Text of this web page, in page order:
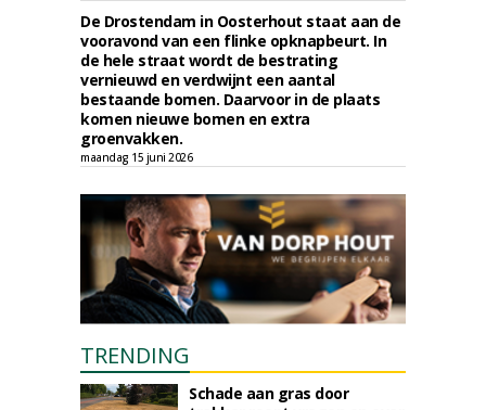
De Drostendam in Oosterhout staat aan de
vooravond van een flinke opknapbeurt. In
de hele straat wordt de bestrating
vernieuwd en verdwijnt een aantal
bestaande bomen. Daarvoor in de plaats
komen nieuwe bomen en extra
groenvakken.
maandag 15 juni 2026
TRENDING
Schade aan gras door